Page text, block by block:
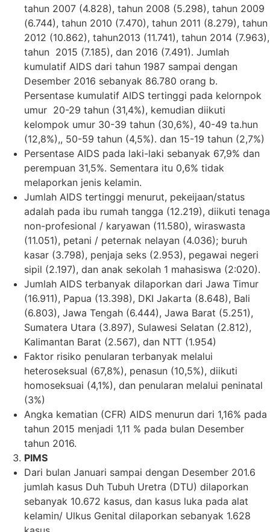
tahun 2007 (4.828), tahun 2008 (5.298), tahun 2009
(6.744), tahun 2010 (7.470), tahun 2011 (8.279), tahun
2012 (10.862), tahun2013 (11.741), tahun 2014 (7.963),
tahun 2015 (7.185), dan 2016 (7.491). Jumlah
kumulatif AIDS dari tahun 1987 sampai dengan
Desember 2016 sebanyak 86.780 orang b.
Persentase kumulatif AIDS tertinggi pada kelornpok
umur 20-29 tahun (31,4%), kemudian diikuti
kelompok umur 30-39 tahun (30,6%), 40-49 ta.hun
(12,8%),, 50-59 tahun (4,5%). dan 15-19 tahun (2,7%)
Persentase AIDS pada laki-laki sebanyak 67,9% dan
perempuan 31,5%. Sementara itu 0,6% tidak
melaporkan jenis kelamin.
Jumlah AIDS tertinggi menurut, pekeijaan/status
adalah pada ibu rumah tangga (12.219), diikuti tenaga
non-profesional / karyawan (11.580), wiraswasta
(11.051), petani / peternak nelayan (4.036); buruh
kasar (3.798), penjaja seks (2.953), pegawai negeri
sipil (2.197), dan anak sekolah 1 mahasiswa (2:020).
Jumlah AIDS terbanyak dilaporkan dari Jawa Timur
(16.911), Papua (13.398), DKI Jakarta (8.648), Bali
(6.803), Jawa Tengah (6.444), Jawa Barat (5.251),
Sumatera Utara (3.897), Sulawesi Selatan (2.812),
Kalimantan Barat (2.567), dan NTT (1.954)
Faktor risiko penularan terbanyak melalui
heteroseksual (67,8%), penasun (10,5%), diikuti
homoseksuai (4,1%), dan penularan melalui peninatal
(3%)
Angka kematian (CFR) AIDS menurun dari 1,16% pada
tahun 2015 menjadi 1,11 % pada bulan Desember
tahun 2016.
PIMS
Dari bulan Januari sampai dengan Desember 201.6
jumlah kasus Duh Tubuh Uretra (DTU) dilaporkan
sebanyak 10.672 kasus, dan kasus luka pada alat
kelamin/ Ulkus Genital dilaporkan sebanyak 1.628